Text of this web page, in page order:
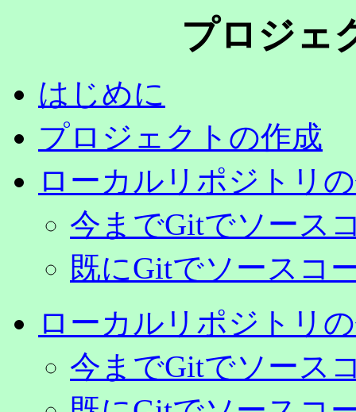
プロジェ
はじめに
プロジェクトの作成
ローカルリポジトリ
今までGitでソース
既にGitでソースコ
ローカルリポジトリ
今までGitでソース